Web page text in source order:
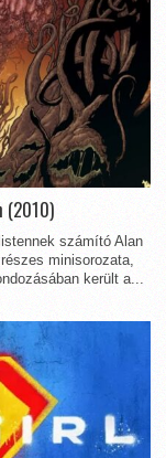
(2010)
számító Alan
minisorozata,
került a...